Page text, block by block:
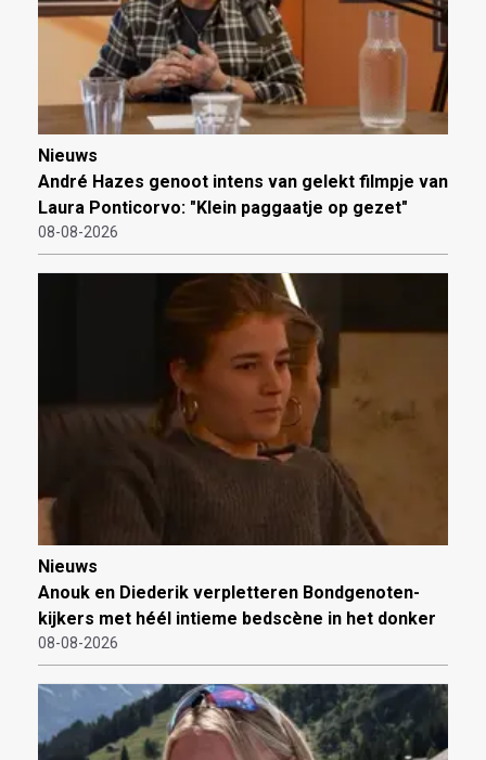
Nieuws
André Hazes genoot intens van gelekt filmpje van
Laura Ponticorvo: "Klein paggaatje op gezet"
08-08-2026
Nieuws
Anouk en Diederik verpletteren Bondgenoten-
kijkers met héél intieme bedscène in het donker
08-08-2026